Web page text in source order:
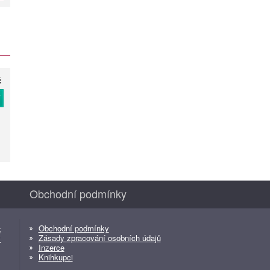
Obchodní podmínky
Obchodní podmínky
Zásady zpracování osobních údajů
Inzerce
Knihkupci